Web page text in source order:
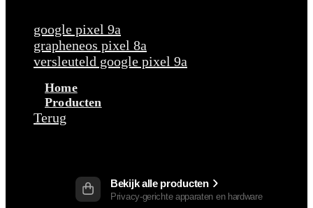
google pixel 9a
grapheneos pixel 8a
versleuteld google pixel 9a
Home
Producten
Terug
Bekijk alle producten
Privacy-gerichte apparaten en hardware